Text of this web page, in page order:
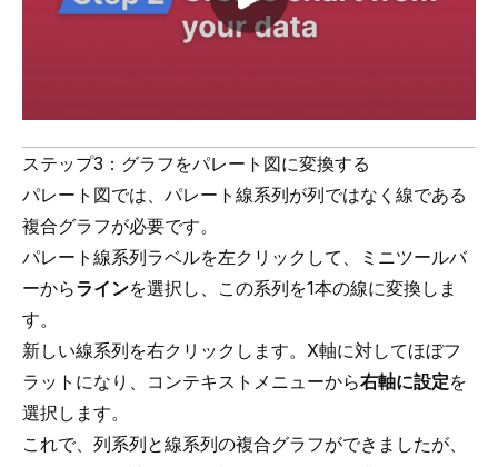
Play video
ステップ3：グラフをパレート図に変換する
パレート図では、パレート線系列が列ではなく線である
複合グラフが必要です。
パレート線系列ラベルを左クリックして、ミニツールバ
ーからラインを選択し、この系列を1本の線に変換しま
す。
新しい線系列を右クリックします。X軸に対してほぼフ
ラットになり、コンテキストメニューから右軸に設定を
選択します。
これで、列系列と線系列の複合グラフができましたが、